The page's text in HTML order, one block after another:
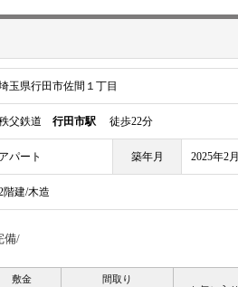
玉県行田市佐間１丁目
父鉄道 行田市駅 徒歩22分
アパート 築年月 2025年2月
階建/木造
備/
敷金
間取り